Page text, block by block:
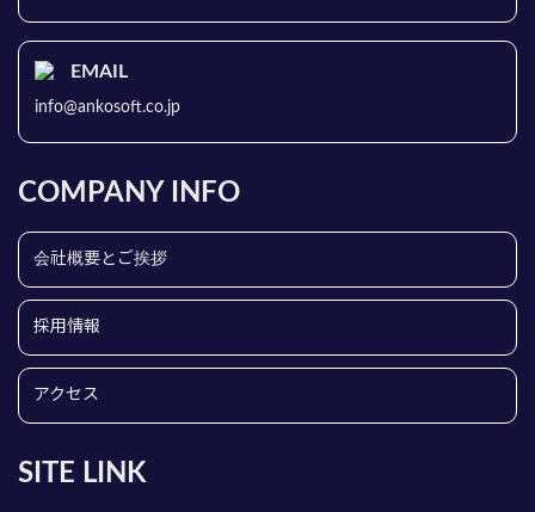
EMAIL
info@ankosoft.co.jp
COMPANY INFO
会社概要とご挨拶
採用情報
アクセス
SITE LINK